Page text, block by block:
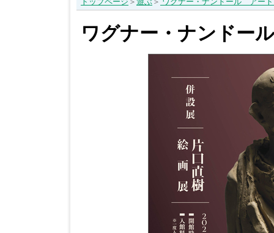
ワグナー・ナンドー